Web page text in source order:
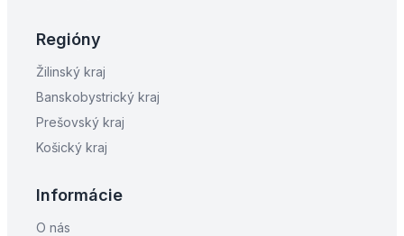
Regióny
Žilinský kraj
Banskobystrický kraj
Prešovský kraj
Košický kraj
Informácie
O nás